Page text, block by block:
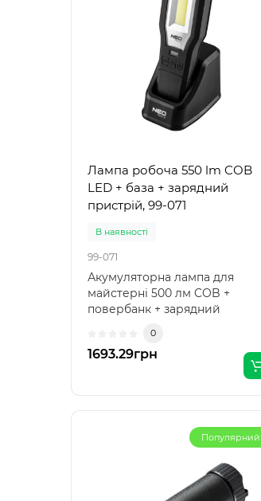
Лампа робоча 550 lm COB
LED + база + зарядний
пристрій, 99-071
В наявності
99-071
Акумуляторна лампа для
майстерні 500 лм COB +
повербанк + зарядний
0
1693.29грн
Популярний